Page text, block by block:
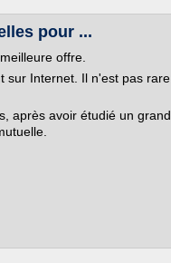
pour ...
offre.
sur Internet. Il n'est pas rare
après avoir étudié un grand